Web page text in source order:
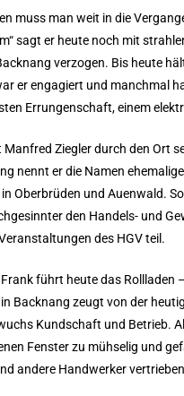
muss man weit in die
sagt er heute noch mit
verzogen. Bis heute
er engagiert und manchmal
Errungenschaft, einem
Manfred Ziegler durch den Ort
nennt er die Namen
Oberbrüden und Auenwald.
den Handels- und
des HGV teil.
führt heute das
Backnang zeugt von der
Kundschaft und Betrieb.
Fenster zu mühselig und
andere Handwerker